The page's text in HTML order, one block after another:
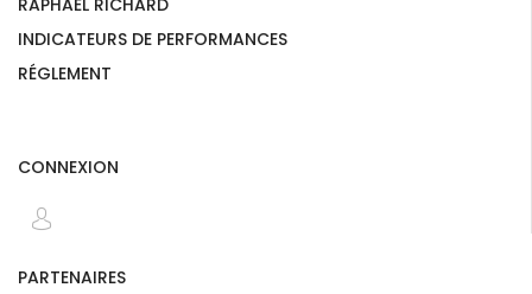
INDICATEURS DE PERFORMANCES
RÉGLEMENT
CONNEXION
PARTENAIRES